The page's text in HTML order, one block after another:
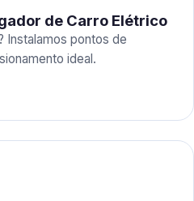
de Carro Elétrico
Instalamos pontos de
ideal.